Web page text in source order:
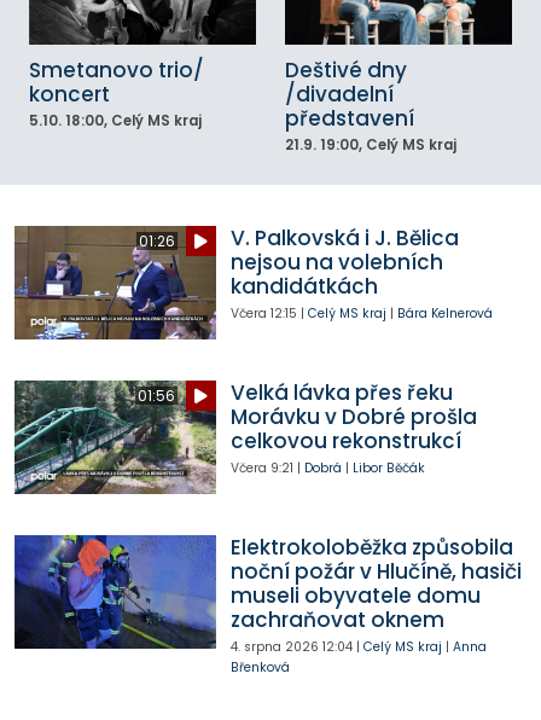
Smetanovo trio/
koncert
5.10. 18:00, Celý MS kraj
Deštivé dny
/divadelní
představení
21.9. 19:00, Celý MS kraj
01:26
V. Palkovská i J. Bělica
nejsou na volebních
kandidátkách
Včera 12:15 | Celý MS kraj | Bára Kelnerová
01:56
Velká lávka přes řeku
Morávku v Dobré prošla
celkovou rekonstrukcí
Včera 9:21 | Dobrá | Libor Běčák
Elektrokoloběžka způsobila
noční požár v Hlučíně, hasiči
museli obyvatele domu
zachraňovat oknem
4. srpna 2026 12:04| Celý MS kraj | Anna
Břenková